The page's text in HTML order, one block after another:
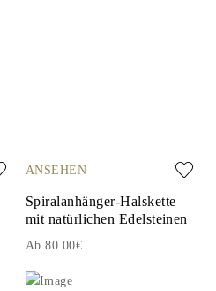
ANSEHEN
Spiralanhänger-Halskette
mit natürlichen Edelsteinen
Ab 80.00€